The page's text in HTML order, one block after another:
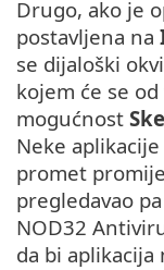
Drugo, ako je
postavljena na
se dijaloški
kojem će se
mogućnost
Neke
promet
pregledavao
NOD32
da bi aplikacija